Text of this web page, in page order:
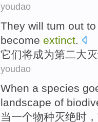
youdao
They will tum out to
become extinct.
它们将成为第二大
youdao
When a species
landscape of
当一个物种灭绝时，